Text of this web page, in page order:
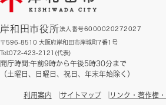
岸和田市役所法人番号6000020272027
〒596-8510 大阪府岸和田市岸城町7番1号
Tel:072-423-2121(代表)
開庁時間:午前9時から午後5時30分まで
（土曜日、日曜日、祝日、年末年始除く）
利用案内 サイトマップ リンク・著作権